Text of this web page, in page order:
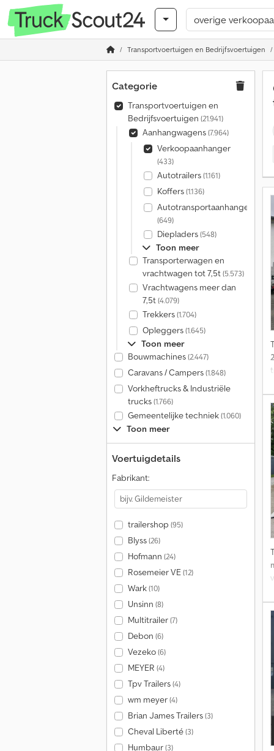
Transportvoertuigen en Bedrijfsvoertuigen
Categorie
Transportvoertuigen en
Bedrijfsvoertuigen (21.941)
Aanhangwagens(7.964)
Verkoopaanhanger
(433)
Autotrailers(1.161)
Koffers(1.136)
Autotransportaanhangers
(649)
Diepladers(548)
Toon meer
Transporterwagen en
vrachtwagen tot 7,5t(5.573)
Vrachtwagens meer dan
7,5t(4.079)
Trekkers(1.704)
Opleggers(1.645)
Toon meer
Bouwmachines(2.447)
Caravans / Campers(1.848)
Vorkheftrucks & Industriële
trucks(1.766)
Gemeentelijke techniek(1.060)
Toon meer
Voertuigdetails
Fabrikant:
trailershop (95)
Blyss(26)
Hofmann (24)
Rosemeier VE(12)
Wark(10)
Unsinn (8)
Multitrailer(7)
Debon (6)
Vezeko(6)
MEYER (4)
Tpv Trailers(4)
wm meyer(4)
Brian James Trailers(3)
Cheval Liberté(3)
Humbaur(3)